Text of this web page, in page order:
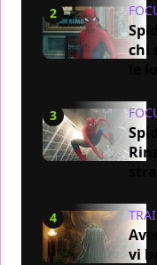
2
chi
3
4
vi